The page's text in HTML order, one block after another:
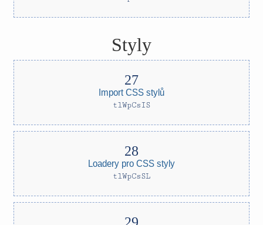
Styly
Import CSS stylů
tlWpCsIS
Loadery pro CSS styly
tlWpCsSL